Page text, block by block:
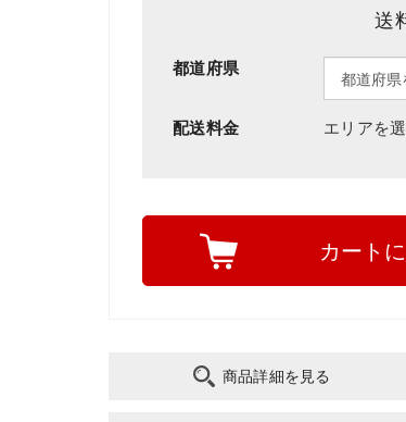
送
都道府県
配送料金 エリアを
カート
商品詳細を見る